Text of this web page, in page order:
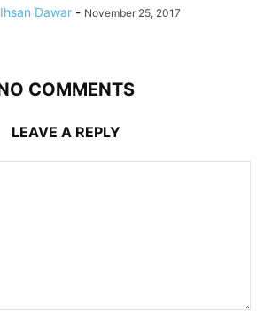
Ihsan Dawar - November 25, 2017
COMMENTS
LEAVE A REPLY